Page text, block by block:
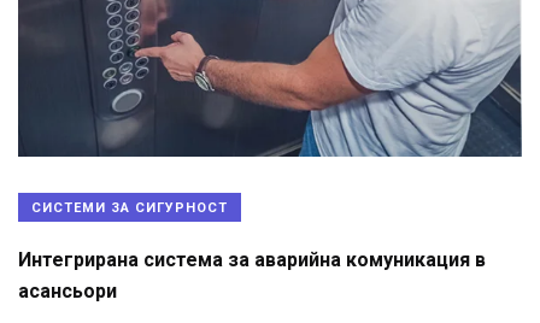
СИСТЕМИ ЗА СИГУРНОСТ
Интегрирана система за аварийна комуникация в
асансьори